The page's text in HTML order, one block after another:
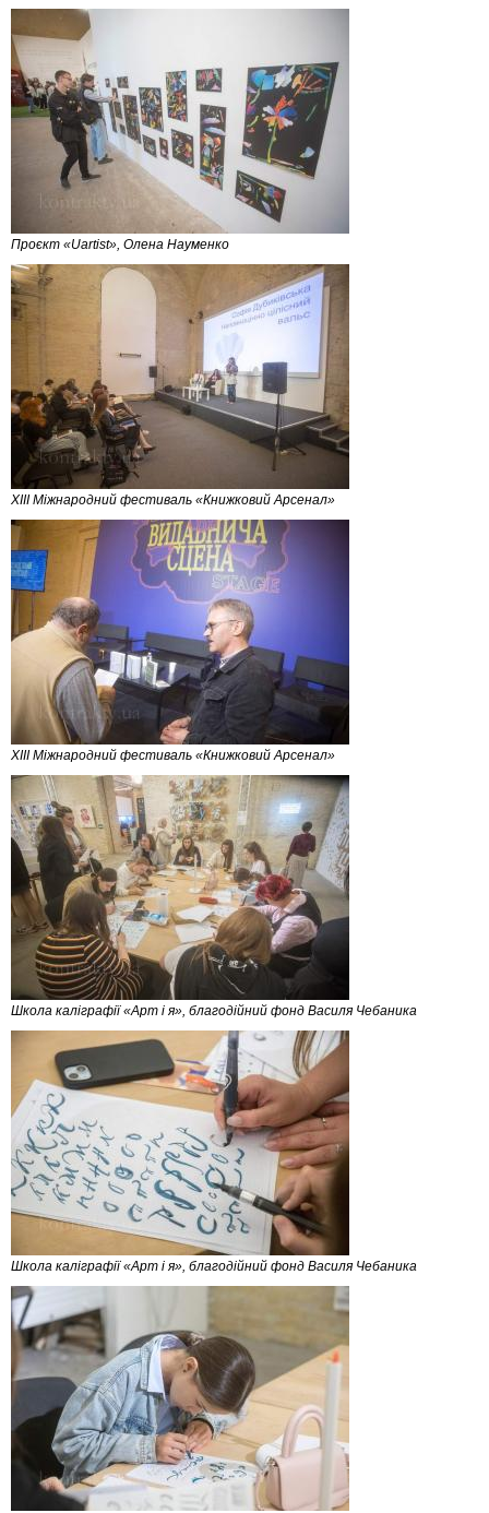
Проєкт «Uartist», Олена Науменко
XIII Міжнародний фестиваль «Книжковий Арсенал»
XIII Міжнародний фестиваль «Книжковий Арсенал»
Школа каліграфії «Арт і я», благодійний фонд Василя Чебаника
Школа каліграфії «Арт і я», благодійний фонд Василя Чебаника